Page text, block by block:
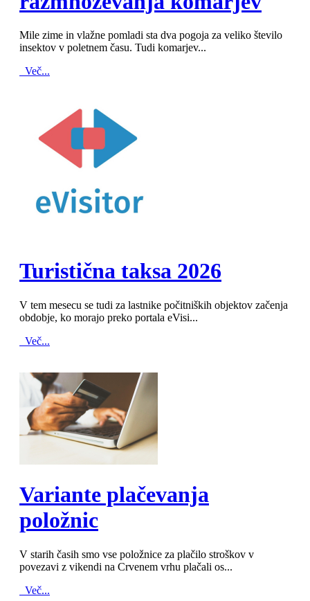
Mile zime in vlažne pomladi sta dva pogoja za veliko število
insektov v poletnem času. Tudi komarjev...
Več...
Turistična taksa 2026
V tem mesecu se tudi za lastnike počitniških objektov začenja
obdobje, ko morajo preko portala eVisi...
Več...
Variante plačevanja
položnic
V starih časih smo vse položnice za plačilo stroškov v
povezavi z vikendi na Crvenem vrhu plačali os...
Več...